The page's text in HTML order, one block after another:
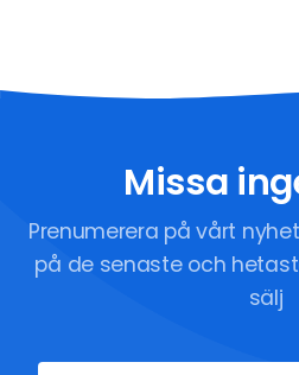
Missa
Prenumerera på vårt
på de senaste och
sälj